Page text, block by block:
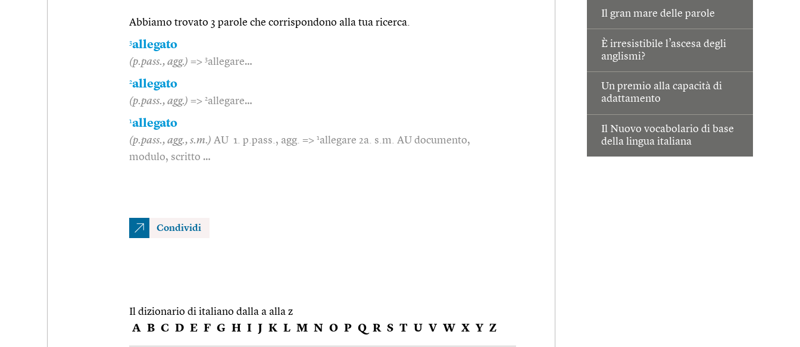
Il gran mare delle parole
È irresistibile l’ascesa degli
anglismi?
Un premio alla capacità di
adattamento
Il Nuovo vocabolario di base
della lingua italiana
Abbiamo trovato 3 parole che corrispondono alla tua ricerca.
3allegato
(p.pass., agg.) => 3allegare…
2allegato
(p.pass., agg.) => 2allegare…
1allegato
(p.pass., agg., s.m.) AU 1. p.pass., agg. => 1allegare 2a. s.m. AU documento,
modulo, scritto …
Condividi
Il dizionario di italiano dalla a alla z
A B C D E F G H I J K L M N O P Q R S T U V W X Y Z